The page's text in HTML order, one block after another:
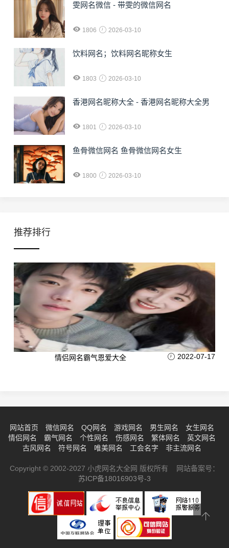
雯网名微信 - 带雯的微信网名
1806 2026-03-10
饮料网名；饮料网名昵称女生
1803 2026-03-10
香港网名昵称大全 - 香港网名昵称大全男
1801 2026-03-10
鱼骨微信网名 鱼骨微信网名女生
1800 2026-03-10
推荐排行
情侣网名霸气恩爱大全 2022-07-17
网站首页 微信网名 QQ网名 游戏网名 男生网名
女生网名
情侣网名
霸气网名 个性网名 伤感网名 繁体网名
英文网名
古风网名
符号网名 唯美网名 工会名字 非主流网名
Copyright © 2002-2027 小虎网名大全网 版权所有 网站备案号：
苏ICP备18016903号-3